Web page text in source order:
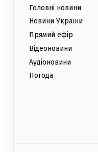
Головні новини
Новини України
Прямий ефір
Відеоновини
Аудіоновини
Погода